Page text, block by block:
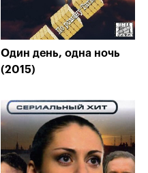
Один день, одна ночь
(2015)